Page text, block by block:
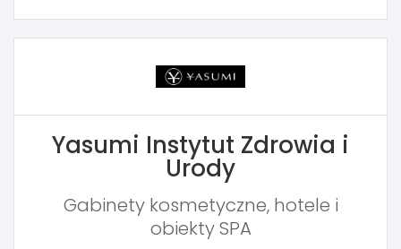
Yasumi Instytut Zdrowia i
Urody
Gabinety kosmetyczne, hotele i
obiekty SPA